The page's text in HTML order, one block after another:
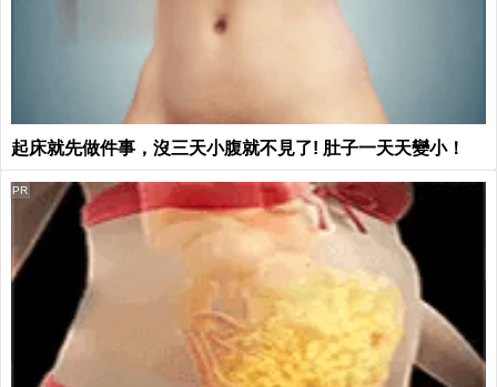
起床就先做件事，沒三天小腹就不見了! 肚子一天天變小！
PR